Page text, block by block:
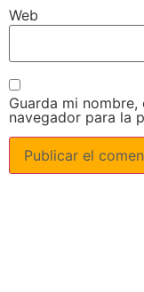
Web
Guarda mi
navegador para la